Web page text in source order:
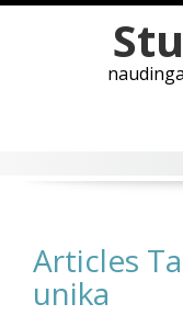
Articles
unika